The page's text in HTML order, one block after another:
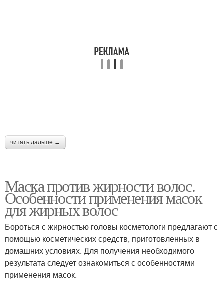
читать дальше →
Маска против жирности волос.
Особенности применения масок
для жирных волос
Бороться с жирностью головы косметологи предлагают с
помощью косметических средств, приготовленных в
домашних условиях. Для получения необходимого
результата следует ознакомиться с особенностями
применения масок.